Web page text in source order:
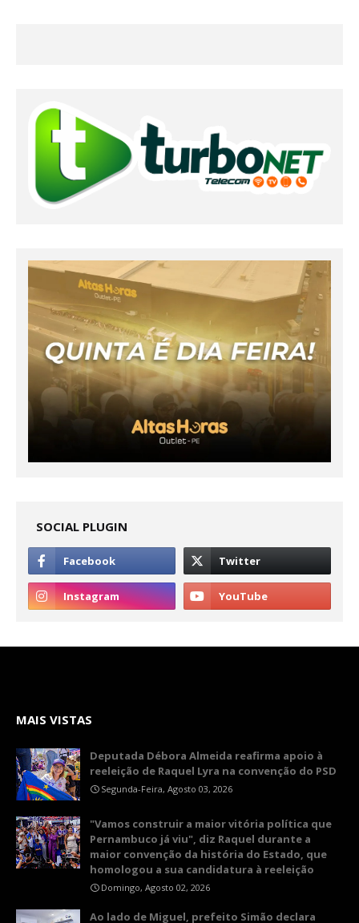
SOCIAL PLUGIN
MAIS VISTAS
Deputada Débora Almeida reafirma apoio à
reeleição de Raquel Lyra na convenção do PSD
Segunda-Feira, Agosto 03, 2026
"Vamos construir a maior vitória política que
Pernambuco já viu", diz Raquel durante a
maior convenção da história do Estado, que
homologou a sua candidatura à reeleição
Domingo, Agosto 02, 2026
Ao lado de Miguel, prefeito Simão declara